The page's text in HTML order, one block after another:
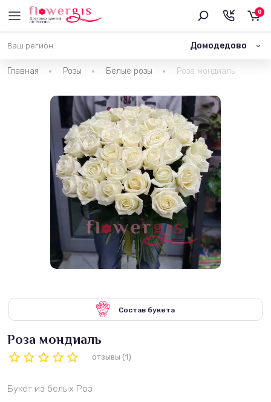
Ваш регион: Домодедово
0
Главная Розы Белые розы Роза мондиаль
Состав букета
Роза мондиаль
отзывы (1)
Букет из белых Роз